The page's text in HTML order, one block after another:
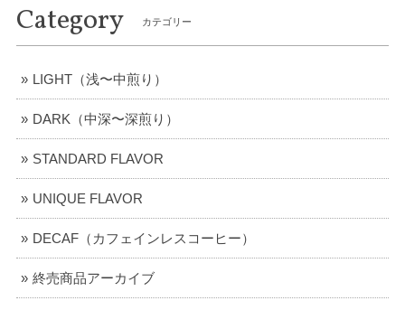
ケニア／カリアイニAB【中深煎り】
2021/12/13
パナマ／ルイス農園・パカマラ【中深煎り】
2021/12/13
母へのプレゼントで購入しました。 知り合いにふるまったら
好評だったようで、とても喜んでもらえました。
Category カテゴリー
LIGHT（浅〜中煎り）
DARK（中深〜深煎り）
STANDARD FLAVOR
UNIQUE FLAVOR
DECAF（カフェインレスコーヒー）
終売商品アーカイブ